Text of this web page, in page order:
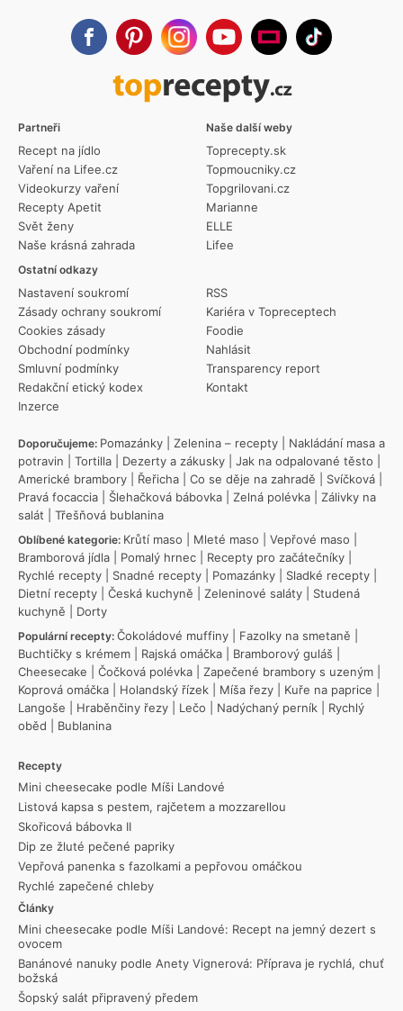
Partneři
Recept na jídlo
Vaření na Lifee.cz
Videokurzy vaření
Recepty Apetit
Svět ženy
Naše krásná zahrada
Ostatní odkazy
Nastavení soukromí
Zásady ochrany soukromí
Cookies zásady
Obchodní podmínky
Smluvní podmínky
Redakční etický kodex
Inzerce
RSS
Kariéra v Topreceptech
Foodie
Nahlásit
Transparency report
Kontakt
Naše další weby
Toprecepty.sk
Topmoucniky.cz
Topgrilovani.cz
Marianne
ELLE
Lifee
Doporučujeme: Pomazánky Zelenina – recepty
Nakládání masa a
potravin
Tortilla Dezerty a zákusky Jak na odpalované těsto
Americké brambory
Řeřicha Co se děje na zahradě Svíčková
Pravá focaccia
Šlehačková bábovka Zelná polévka
Zálivky na
salát
Třešňová bublanina
Oblíbené kategorie: Krůtí maso Mleté maso Vepřové maso
Bramborová jídla
Pomalý hrnec Recepty pro začátečníky
Rychlé recepty
Snadné recepty Pomazánky Sladké recepty
Dietní recepty
Česká kuchyně Zeleninové saláty
Studená
kuchyně
Dorty
Populární recepty: Čokoládové muffiny Fazolky na smetaně
Buchtičky s krémem
Rajská omáčka Bramborový guláš
Cheesecake
Čočková polévka Zapečené brambory s uzeným
Koprová omáčka
Holandský řízek Míša řezy Kuře na paprice
Langoše
Hraběnčiny řezy Lečo Nadýchaný perník
Rychlý
oběd
Bublanina
Recepty
Mini cheesecake podle Míši Landové
Listová kapsa s pestem, rajčetem a mozzarellou
Skořicová bábovka II
Dip ze žluté pečené papriky
Vepřová panenka s fazolkami a pepřovou omáčkou
Rychlé zapečené chleby
Články
Mini cheesecake podle Míši Landové: Recept na jemný dezert s
ovocem
Banánové nanuky podle Anety Vignerová: Příprava je rychlá, chuť
božská
Šopský salát připravený předem